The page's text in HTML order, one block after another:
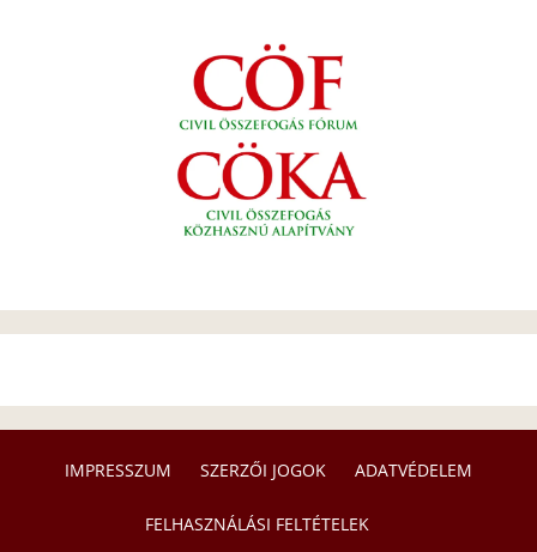
IMPRESSZUM SZERZŐI JOGOK ADATVÉDELEM
FELHASZNÁLÁSI FELTÉTELEK